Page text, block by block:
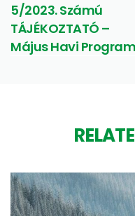
5/2023. Számú
TÁJÉKOZTATÓ –
Május Havi Program